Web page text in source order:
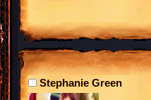
Stephanie Green